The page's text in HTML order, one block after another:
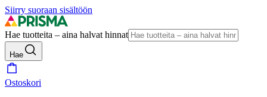
Siirry suoraan sisältöön
Hae tuotteita – aina halvat hinnat
Hae
Ostoskori